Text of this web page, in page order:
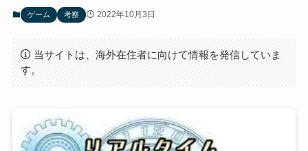
ゲーム 考察 2022年10月3日
当サイトは、海外在住者に向けて情報を発信していま
す。